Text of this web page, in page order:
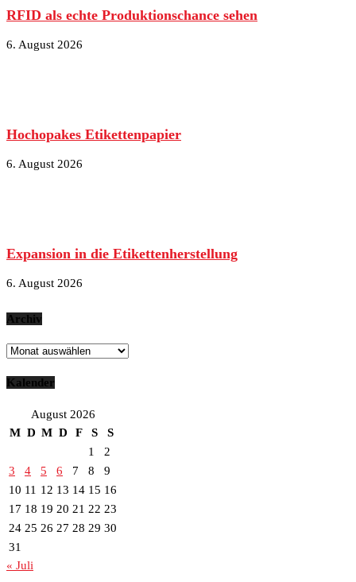
RFID als echte Produktionschance sehen
6. August 2026
Hochopakes Etikettenpapier
6. August 2026
Expansion in die Etikettenherstellung
6. August 2026
Archiv
Archiv
Kalender
August 2026
M D M D F S
S
1
2
3
4 5 6 7 8
9
10 11 12 13 14 15 16
17 18 19 20 21 22 23
24 25 26 27 28 29 30
31
« Juli